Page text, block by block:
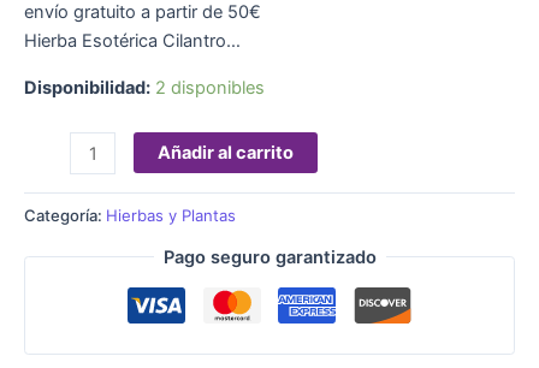
envío gratuito a partir de 50€
Hierba Esotérica Cilantro…
Disponibilidad: 2 disponibles
Añadir al carrito
Categoría: Hierbas y Plantas
Pago seguro garantizado